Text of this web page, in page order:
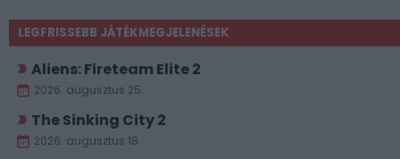
LEGFRISSEBB JÁTÉKMEGJELENÉSEK
Aliens: Fireteam Elite 2
2026. augusztus 25.
The Sinking City 2
2026. augusztus 18.